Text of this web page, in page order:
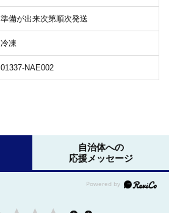
準備が出来次第順次発送
冷凍
01337-NAE002
自治体への
応援メッセージ